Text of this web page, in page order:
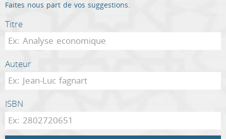
Faites nous part de vos suggestions.
Titre
Auteur
ISBN